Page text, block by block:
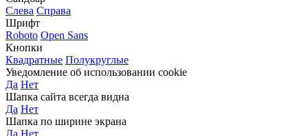
Слева Справа
Шрифт
Roboto Open Sans
Кнопки
Квадратные Полукруглые
Уведомление об использовании cookie
Да Нет
Шапка сайта всегда видна
Да Нет
Шапка по ширине экрана
Да Нет